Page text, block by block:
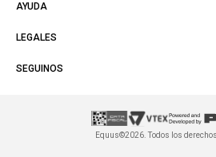
AYUDA
LEGALES
SEGUINOS
Equus©2026. Todos los